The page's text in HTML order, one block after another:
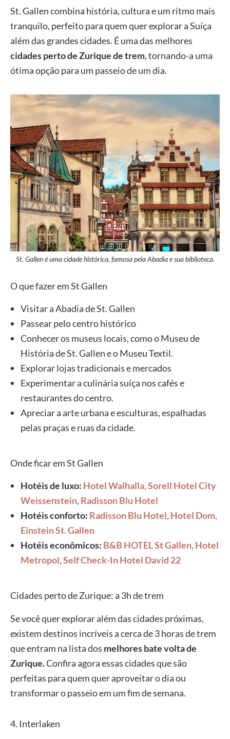
St. Gallen combina história, cultura e um ritmo mais
tranquilo, perfeito para quem quer explorar a Suíça
além das grandes cidades. É uma das melhores
cidades perto de Zurique de trem, tornando-a uma
ótima opção para um passeio de um dia.
St. Gallen é uma cidade histórica, famosa pela Abadia e sua biblioteca.
O que fazer em St Gallen
Visitar a Abadia de St. Gallen
Passear pelo centro histórico
Conhecer os museus locais, como o Museu de
História de St. Gallen e o Museu Textil.
Explorar lojas tradicionais e mercados
Experimentar a culinária suíça nos cafés e
restaurantes do centro.
Apreciar a arte urbana e esculturas, espalhadas
pelas praças e ruas da cidade.
Onde ficar em St Gallen
Hotéis de luxo: Hotel Walhalla,Sorell Hotel City
Weissenstein, Radisson Blu Hotel
Hotéis conforto: Radisson Blu Hotel,Hotel Dom,
Einstein St. Gallen
Hotéis econômicos: B&B HOTEL St Gallen,Hotel
Metropol,Self Check-In Hotel David 22
Cidades perto de Zurique: a 3h de trem
Se você quer explorar além das cidades próximas,
existem destinos incríveis a cerca de 3 horas de trem
que entram na lista dos melhores bate volta de
Zurique.Confira agora essas cidades que são
perfeitas para quem quer aproveitar o dia ou
transformar o passeio em um fim de semana.
4. Interlaken